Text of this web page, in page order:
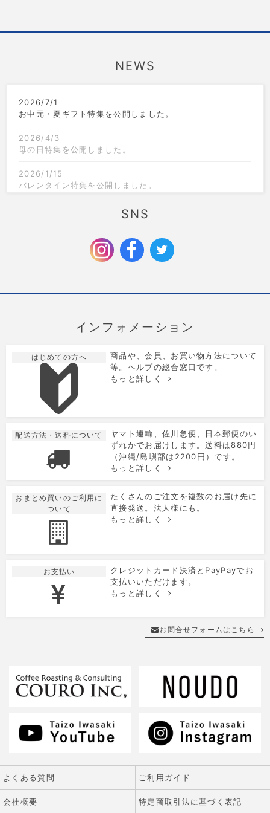
NEWS
2026/7/1
お中元・夏ギフト特集を公開しました。
2026/4/3
母の日特集を公開しました。
2026/1/15
バレンタイン特集を公開しました。
クリスマス限定のラッピングを追加しました。
お歳暮特集を公開しました。
SNS
インフォメーション
はじめての方へ
商品や、会員、お買い物方法について
等。ヘルプの総合窓口です。
もっと詳しく
配送方法・送料について
ヤマト運輸、佐川急便、日本郵便のい
ずれかでお届けします。送料は880円
（沖縄/島嶼部は2200円）です。
もっと詳しく
おまとめ買いのご利用に
ついて
たくさんのご注文を複数のお届け先に
直接発送。法人様にも。
もっと詳しく
お支払い
クレジットカード決済とPayPayでお
支払いいただけます。
もっと詳しく
お問合せフォームはこちら
よくある質問 ご利用ガイド
会社概要 特定商取引法に基づく表記